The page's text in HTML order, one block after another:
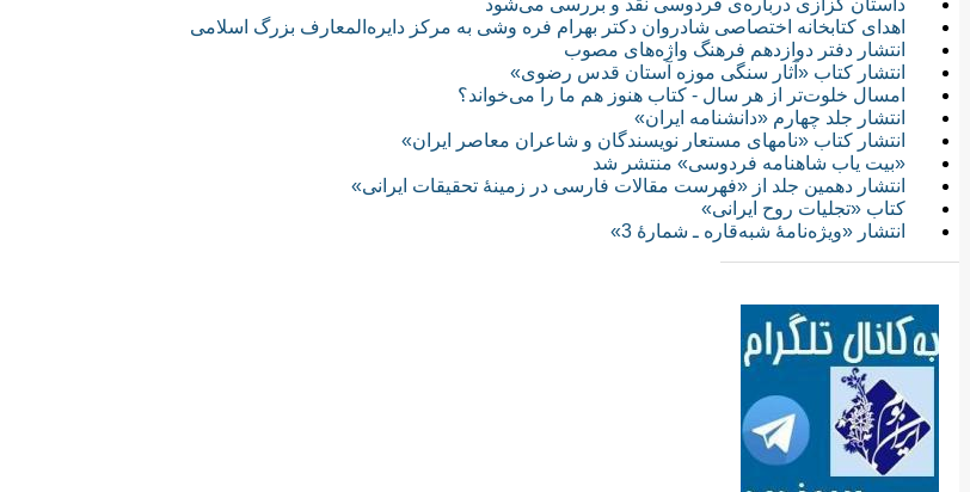
داستان کزازی درباره‌ی فردوسی نقد و بررسی می‌شود
اهدای کتابخانه اختصاصی شادروان دکتر بهرام فره وشی به مرکز دایره‌المعارف بزرگ اسلامی
انتشار دفتر دوازدهم فرهنگ واژه‌های مصوب
انتشار كتاب «آثار سنگی موزه آستان قدس رضوی»
امسال خلوت‌تر از هر سال - کتاب هنوز هم ما را می‌خواند‍؟
انتشار جلد چهارم «دانشنامه ایران»
انتشار کتاب «نامهای مستعار نویسندگان و شاعران معاصر ایران»
«بیت یاب شاهنامه فردوسی» منتشر شد
انتشار دهمین جلد از «فهرست مقالات فارسی در زمینۀ تحقیقات ایرانی»
کتاب «تجلیات روح ایرانی»
انتشار «ویژه‌نامۀ شبه‌قاره ـ شمارۀ 3»